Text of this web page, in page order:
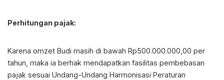
Perhitungan pajak:
Karena omzet Budi masih di bawah Rp500.000.000,00 per
tahun, maka ia berhak mendapatkan fasilitas pembebasan
pajak sesuai Undang-Undang Harmonisasi Peraturan